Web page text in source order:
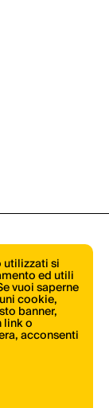
utilizzati si
ed utili
vuoi saperne
cookie,
banner,
link o
acconsenti